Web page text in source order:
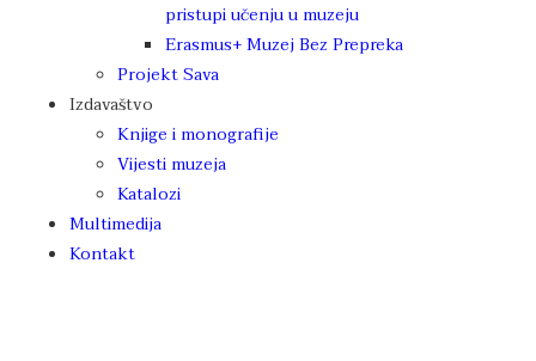
pristupi učenju u muzeju
Erasmus+ Muzej Bez Prepreka
Projekt Sava
Izdavaštvo
Knjige i monografije
Vijesti muzeja
Katalozi
Multimedija
Kontakt